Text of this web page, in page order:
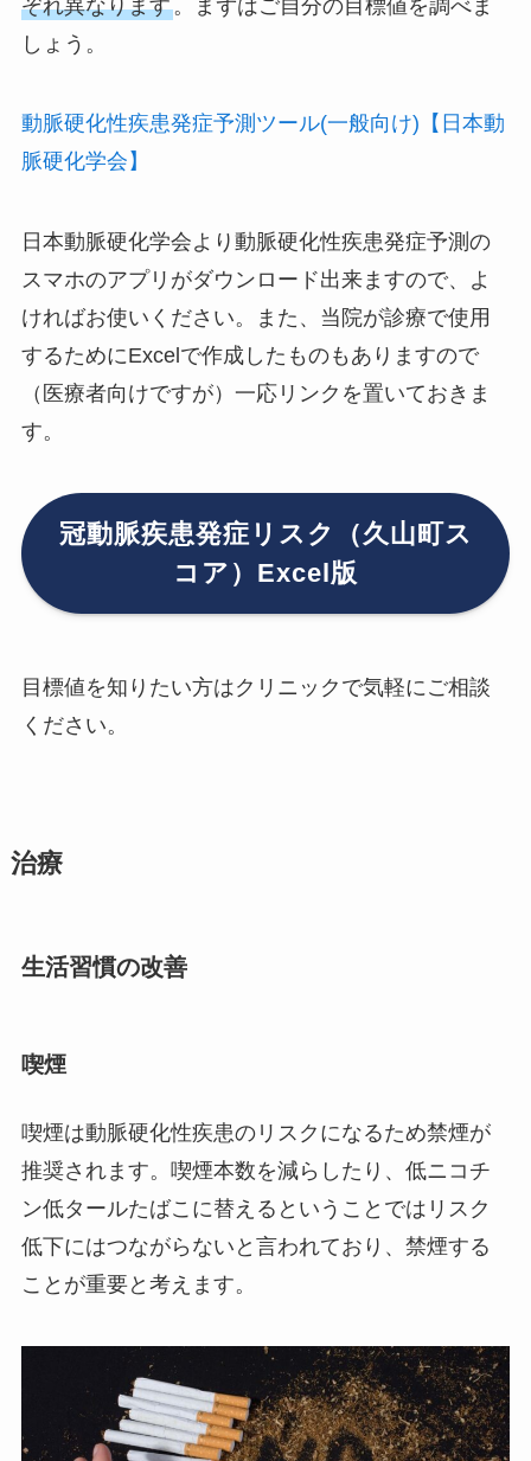
ぞれ異なります。まずはご自分の目標値を調べま
しょう。
動脈硬化性疾患発症予測ツール(一般向け)【日本動
脈硬化学会】
日本動脈硬化学会より動脈硬化性疾患発症予測の
スマホのアプリがダウンロード出来ますので、よ
ければお使いください。また、当院が診療で使用
するためにExcelで作成したものもありますので
（医療者向けですが）一応リンクを置いておきま
す。
冠動脈疾患発症リスク（久山町ス
コア）Excel版
目標値を知りたい方はクリニックで気軽にご相談
ください。
治療
生活習慣の改善
喫煙
喫煙は動脈硬化性疾患のリスクになるため禁煙が
推奨されます。喫煙本数を減らしたり、低ニコチ
ン低タールたばこに替えるということではリスク
低下にはつながらないと言われており、禁煙する
ことが重要と考えます。